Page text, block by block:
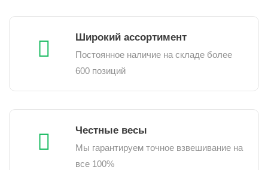
Широкий ассортимент
Постоянное наличие на складе более
600 позиций
Честные весы
Мы гарантируем точное взвешивание на
все 100%